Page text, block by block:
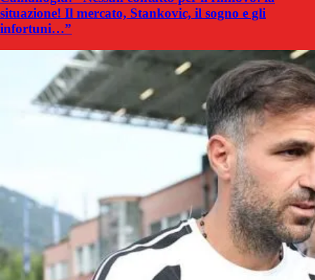
situazione! Il mercato, Stankovic, il sogno e gli
infortuni…”